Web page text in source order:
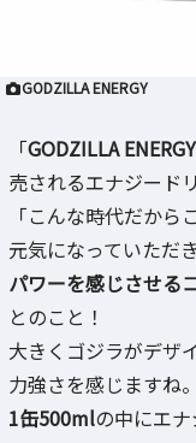
GODZILLA ENERGY
「GODZILLA ENERGY
売されるエナジード
「こんな時代だか
元気になっていただ
パワーを感じさせる
とのこと！
大きくゴジラがデザ
力強さを感じますね。
1缶500mlの中にエ